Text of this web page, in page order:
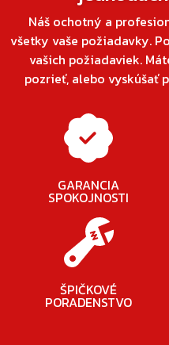
Náš ochotný a
všetky vaše požiadavky.
vašich požiadaviek.
pozrieť, alebo vyskúšať
GARANCIA
SPOKOJNOSTI
ŠPIČKOVÉ
PORADENSTVO